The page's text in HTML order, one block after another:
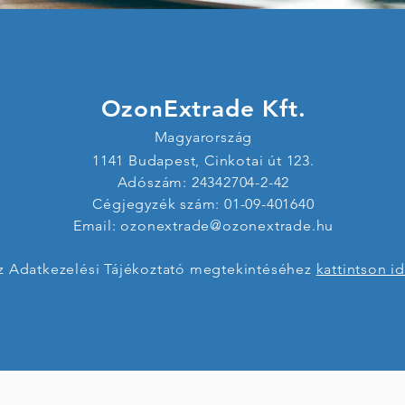
OzonExtrade Kft.
Magyarország
1141 Budapest, Cinkotai út 123.
Adószám: 24342704-2-42
Cégjegyzék szám: 01-09-401640
Email:ozonextrade@ozonextrade.hu
Adatkezelési Tájékoztató megtekintéséhez kattintson